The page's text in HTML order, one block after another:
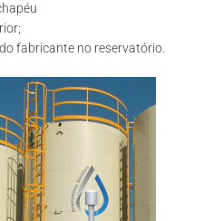
fabricante no reservatório.